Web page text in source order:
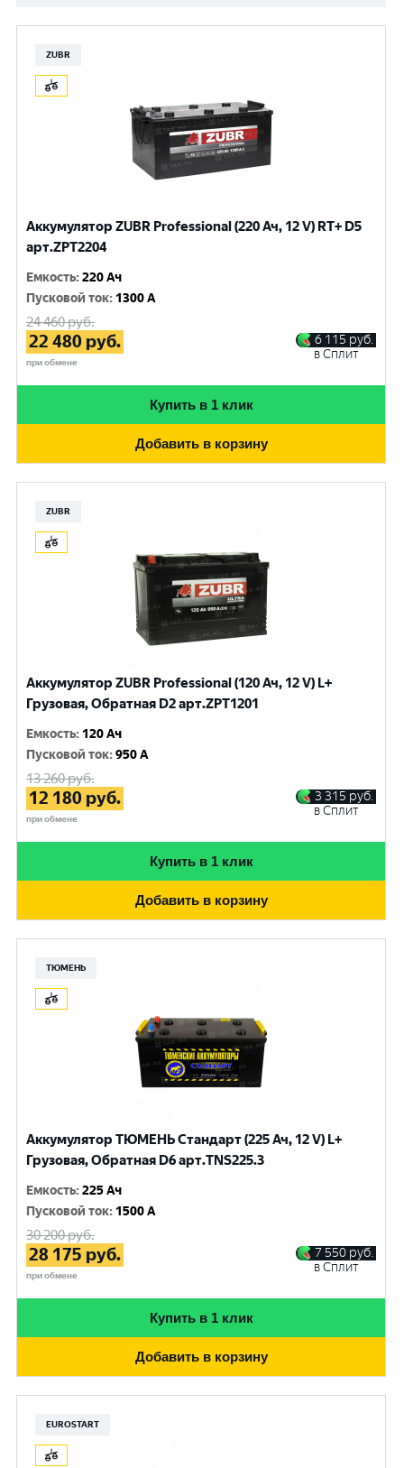
ZUBR
Аккумулятор ZUBR Professional (220 Ач, 12 V) RT+ D5
арт.ZPT2204
Емкость:220 Ач
Пусковой ток: 1300 A
24 460руб.
22 480 руб.
при обмене
6 115 руб.
в Сплит
Купить в 1 клик
Добавить в корзину
ZUBR
Аккумулятор ZUBR Professional (120 Ач, 12 V) L+
Грузовая, Обратная D2 арт.ZPT1201
Емкость: 120 Ач
Пусковой ток:950 A
13 260руб.
12 180 руб.
при обмене
3 315 руб.
в Сплит
Купить в 1 клик
Добавить в корзину
ТЮМЕНЬ
Аккумулятор ТЮМЕНЬ Стандарт (225 Ач, 12 V) L+
Грузовая, Обратная D6 арт.TNS225.3
Емкость:225 Ач
Пусковой ток: 1500 A
30 200руб.
28 175 руб.
при обмене
7 550 руб.
в Сплит
Купить в 1 клик
Добавить в корзину
EUROSTART